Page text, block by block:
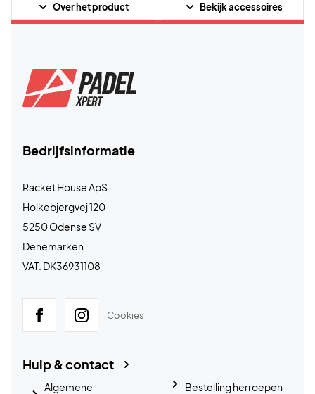
Over het product Bekijk accessoires
Bedrijfsinformatie
Racket House ApS
Holkebjergvej 120
5250 Odense SV
Denemarken
VAT: DK36931108
Cookies
Hulp & contact
Algemene
Bestelling herroepen